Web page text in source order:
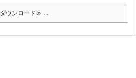
ダウンロード ...